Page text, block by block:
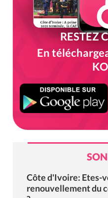
RESTEZ
En
Côte d'Ivoire: Etes-
renouvellement du